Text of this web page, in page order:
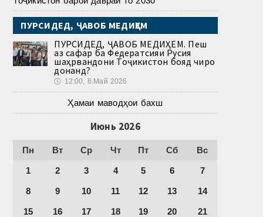
ПУРСИДЕД, ҶАВОБ МЕДИҲЕМ
ПУРСИДЕД, ҶАВОБ МЕДИҲЕМ. Пеш
аз сафар ба Федератсияи Русия
шаҳрвандони Тоҷикистон бояд чиро
донанд?
🕔 12:00, 6.Май 2026
Ҳамаи маводҳои бахш
Июнь 2026
Пн Вт Ср Чт Пт Сб Вс
1 2 3 4 5 6 7
8 9 10 11 12 13 14
15 16 17 18 19 20 21